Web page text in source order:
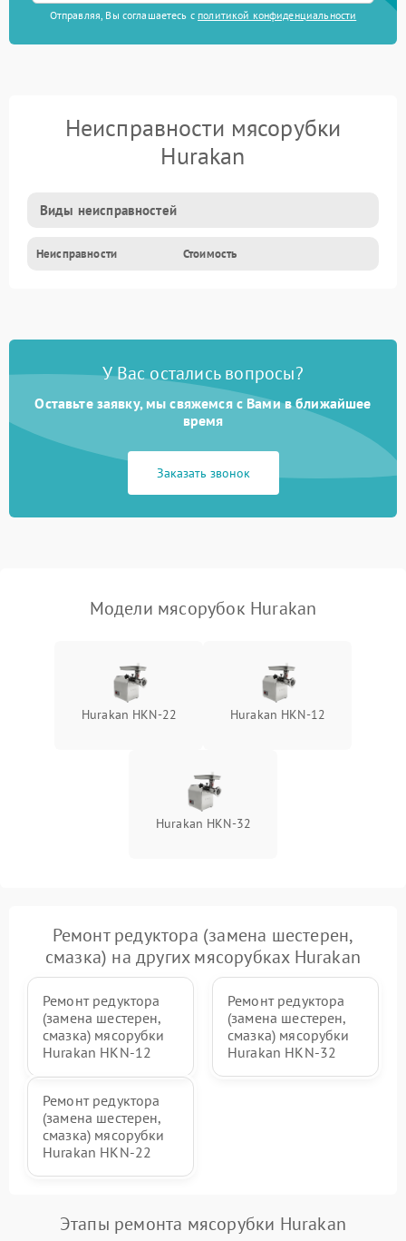
Отправляя, Вы соглашаетесь с политикой конфиденциальности
Неисправности мясорубки
Hurakan
Виды неисправностей
Неисправности Стоимость
У Вас остались вопросы?
Оставьте заявку, мы свяжемся с Вами в ближайшее
время
Заказать звонок
Модели мясорубок Hurakan
Hurakan HKN‑22 Hurakan HKN‑12
Hurakan HKN‑32
Ремонт редуктора (замена шестерен,
смазка) на других мясорубках Hurakan
Ремонт редуктора
(замена шестерен,
смазка) мясорубки
Hurakan HKN‑12
Ремонт редуктора
(замена шестерен,
смазка) мясорубки
Hurakan HKN‑32
Ремонт редуктора
(замена шестерен,
смазка) мясорубки
Hurakan HKN‑22
Этапы ремонта мясорубки Hurakan